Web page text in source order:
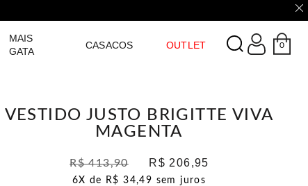
MAIS
GATA
CASACOS OUTLET 0
VESTIDO JUSTO BRIGITTE VIVA
MAGENTA
R$ 413,90 R$ 206,95
6X de R$ 34,49 sem juros